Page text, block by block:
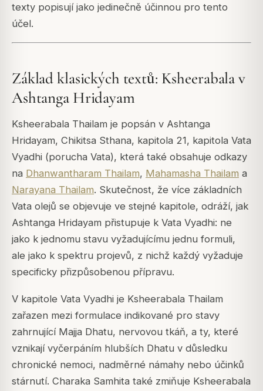
texty popisují jako jedinečně účinnou pro tento
účel.
Základ klasických textů: Ksheerabala v
Ashtanga Hridayam
Ksheerabala Thailam je popsán v Ashtanga
Hridayam, Chikitsa Sthana, kapitola 21, kapitola Vata
Vyadhi (porucha Vata), která také obsahuje odkazy
na Dhanwantharam Thailam, Mahamasha Thailam a
Narayana Thailam. Skutečnost, že více základních
Vata olejů se objevuje ve stejné kapitole, odráží, jak
Ashtanga Hridayam přistupuje k Vata Vyadhi: ne
jako k jednomu stavu vyžadujícímu jednu formuli,
ale jako k spektru projevů, z nichž každý vyžaduje
specificky přizpůsobenou přípravu.
V kapitole Vata Vyadhi je Ksheerabala Thailam
zařazen mezi formulace indikované pro stavy
zahrnující Majja Dhatu, nervovou tkáň, a ty, které
vznikají vyčerpáním hlubších Dhatu v důsledku
chronické nemoci, nadměrné námahy nebo účinků
stárnutí. Charaka Samhita také zmiňuje Ksheerabala